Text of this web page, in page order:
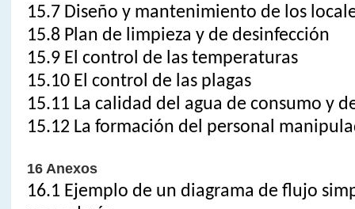
15.7 Diseño y mantenimiento de los
15.8 Plan de limpieza y de desinfección
15.9 El control de las temperaturas
15.10 El control de las plagas
15.11 La calidad del agua de consumo y
15.12 La formación del personal
16 Anexos
16.1 Ejemplo de un diagrama de flujo